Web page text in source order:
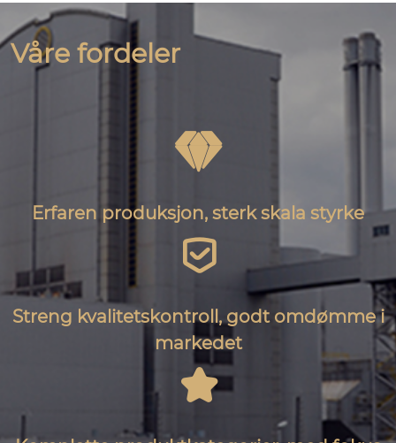
Våre fordeler

Erfaren produksjon, sterk skala styrke

Streng kvalitetskontroll, godt omdømme i
markedet
